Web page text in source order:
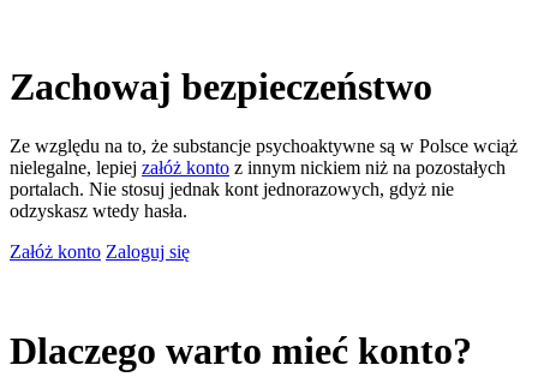
Zachowaj bezpieczeństwo
Ze względu na to, że substancje psychoaktywne są w Polsce wciąż
nielegalne, lepiej załóż konto z innym nickiem niż na pozostałych
portalach. Nie stosuj jednak kont jednorazowych, gdyż nie
odzyskasz wtedy hasła.
Załóż konto Zaloguj się
Dlaczego warto mieć konto?